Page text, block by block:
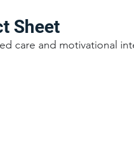
Sheet
care and motivational